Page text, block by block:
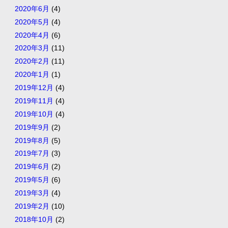
2020年6月 (4)
2020年5月 (4)
2020年4月 (6)
2020年3月 (11)
2020年2月 (11)
2020年1月 (1)
2019年12月 (4)
2019年11月 (4)
2019年10月 (4)
2019年9月 (2)
2019年8月 (5)
2019年7月 (3)
2019年6月 (2)
2019年5月 (6)
2019年3月 (4)
2019年2月 (10)
2018年10月 (2)